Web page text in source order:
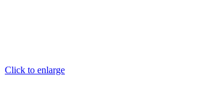
Click to enlarge